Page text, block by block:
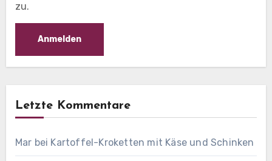
zu.
Letzte Kommentare
Mar bei Kartoffel-Kroketten mit Käse und Schinken